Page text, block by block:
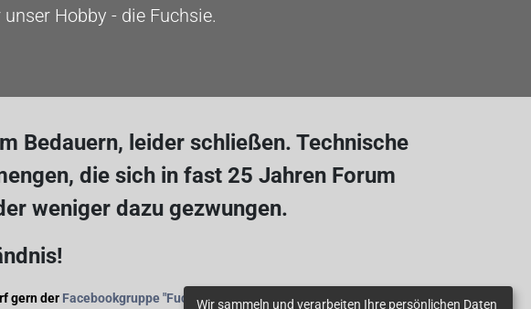
Hobby - die Fuchsie.
Bedauern, leider schließen. Technische
die sich in fast 25 Jahren Forum
weniger dazu gezwungen.
gern der Facebookgruppe"Fuchsienfreunde" beitreten.
Wir sammeln und verarbeiten Ihre persönlichen Daten